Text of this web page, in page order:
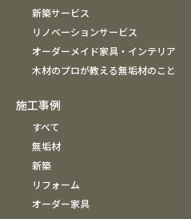
新築サービス
リノベーションサービス
オーダーメイド家具・インテリア
木材のプロが教える無垢材のこと
施工事例
すべて
無垢材
新築
リフォーム
オーダー家具